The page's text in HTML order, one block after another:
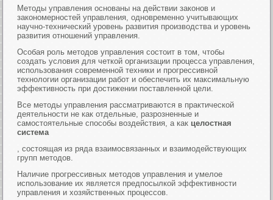
Методы управления основаны на действии законов и
закономерностей управления, одновременно учитывающих
научно-технический уровень развития производства и уровень
развития отношений управления.
Особая роль методов управления состоит в том, чтобы
создать условия для четкой организации процесса управления,
использования современной техники и прогрессивной
технологии организации работ и обеспечить их максимальную
эффективность при достижении поставленной цели.
Все методы управления рассматриваются в практической
деятельности не как отдельные, разрозненные и
самостоятельные способы воздействия, а как целостная
система
, состоящая из ряда взаимосвязанных и взаимодействующих
групп методов.
Наличие прогрессивных методов управления и умелое
использование их является предпосылкой эффективности
управления и хозяйственных процессов.